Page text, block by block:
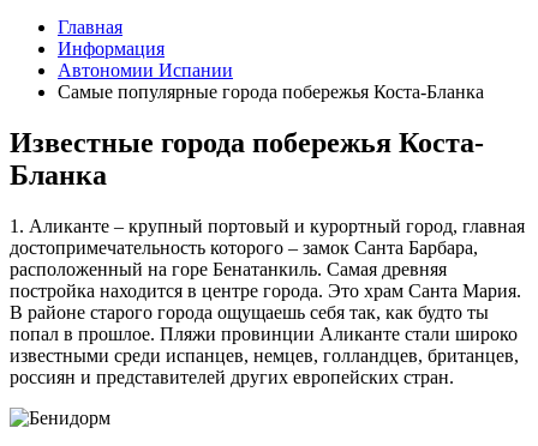
Главная
Информация
Автономии Испании
Самые популярные города побережья Коста-Бланка
Известные города побережья Коста-
Бланка
1. Аликанте – крупный портовый и курортный город, главная
достопримечательность которого – замок Санта Барбара,
расположенный на горе Бенатанкиль. Самая древняя
постройка находится в центре города. Это храм Санта Мария.
В районе старого города ощущаешь себя так, как будто ты
попал в прошлое. Пляжи провинции Аликанте стали широко
известными среди испанцев, немцев, голландцев, британцев,
россиян и представителей других европейских стран.